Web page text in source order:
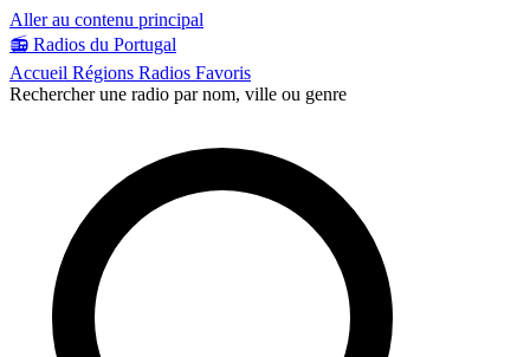
Aller au contenu principal
📻 Radios du Portugal
Accueil Régions Radios Favoris
Rechercher une radio par nom, ville ou genre